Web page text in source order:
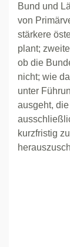
Bund und
von
stärkere
plant;
ob die
nicht; wie
unter
ausgeht,
kurzfristig